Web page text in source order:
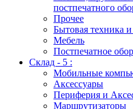
постпечатного
Прочее
Бытовая техника
Мебель
Постпечатное
Склад - 5 :
Мобильные
Аксессуары
Периферия и
Маршрутизаторы